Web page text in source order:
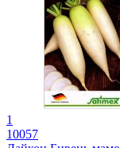
1
10057